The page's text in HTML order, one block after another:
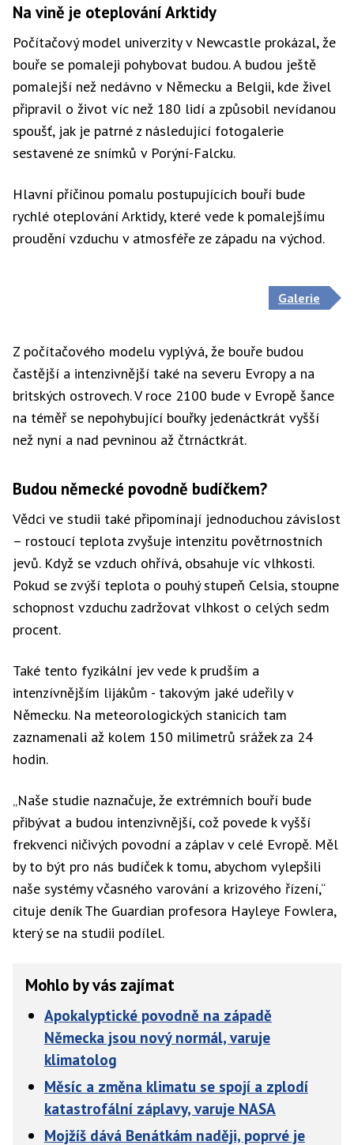
Na vině je oteplování Arktidy
Počítačový model univerzity v Newcastle prokázal, že
bouře se pomaleji pohybovat budou. A budou ještě
pomalejší než nedávno v Německu a Belgii, kde živel
připravil o život víc než 180 lidí a způsobil nevídanou
spoušť, jak je patrné z následující fotogalerie
sestavené ze snímků v Porýní-Falcku.
Hlavní příčinou pomalu postupujících bouří bude
rychlé oteplování Arktidy, které vede k pomalejšímu
proudění vzduchu v atmosféře ze západu na východ.
Galerie
Z počítačového modelu vyplývá, že bouře budou
častější a intenzivnější také na severu Evropy a na
britských ostrovech. V roce 2100 bude v Evropě šance
na téměř se nepohybující bouřky jedenáctkrát vyšší
než nyní a nad pevninou až čtrnáctkrát.
Budou německé povodně budíčkem?
Vědci ve studii také připomínají jednoduchou závislost
– rostoucí teplota zvyšuje intenzitu povětrnostních
jevů. Když se vzduch ohřívá, obsahuje víc vlhkosti.
Pokud se zvýší teplota o pouhý stupeň Celsia, stoupne
schopnost vzduchu zadržovat vlhkost o celých sedm
procent.
Také tento fyzikální jev vede k prudším a
intenzívnějším lijákům - takovým jaké udeřily v
Německu. Na meteorologických stanicích tam
zaznamenali až kolem 150 milimetrů srážek za 24
hodin.
„Naše studie naznačuje, že extrémních bouří bude
přibývat a budou intenzivnější, což povede k vyšší
frekvenci ničivých povodní a záplav v celé Evropě. Měl
by to být pro nás budíček k tomu, abychom vylepšili
naše systémy včasného varování a krizového řízení,“
cituje deník The Guardian profesora Hayleye Fowlera,
který se na studii podílel.
Mohlo by vás zajímat
Apokalyptické povodně na západě
Německa jsou nový normál, varuje
klimatolog
Měsíc a změna klimatu se spojí a zplodí
katastrofální záplavy, varuje NASA
Mojžíš dává Benátkám naději, poprvé je